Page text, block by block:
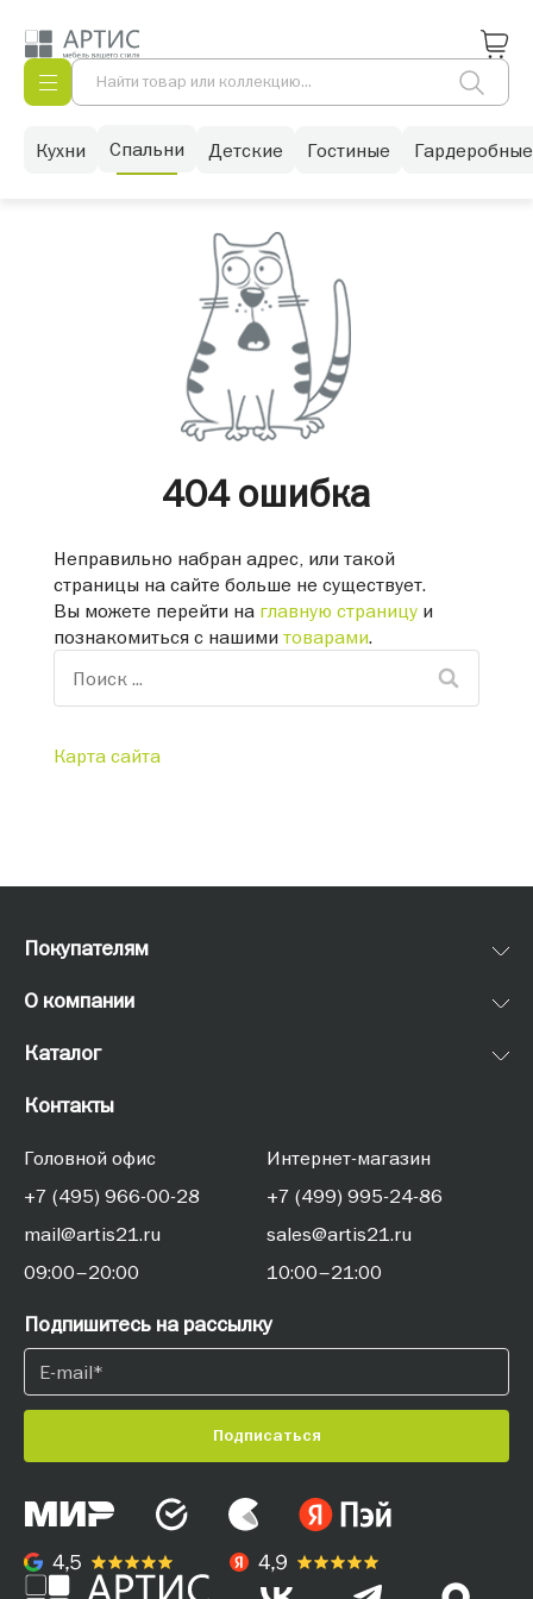
Кухни Спальни Детские Гостиные Гардеробные
404 ошибка
Неправильно набран адрес, или такой
страницы на сайте больше не существует.
Вы можете перейти на главную страницуи
познакомиться с нашими товарами.
Карта сайта
Покупателям
О компании
Каталог
Контакты
Головной офис
+7 (495) 966-00-28
mail@artis21.ru
09:00–20:00
Интернет-магазин
+7 (499) 995-24-86
sales@artis21.ru
10:00–21:00
Подпишитесь на рассылку
Подписаться